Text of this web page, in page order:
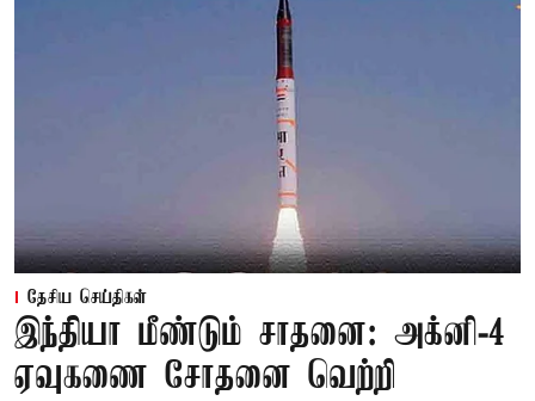
தேசிய செய்திகள்
இந்தியா மீண்டும் சாதனை: அக்னி-4
ஏவுகணை சோதனை வெற்றி